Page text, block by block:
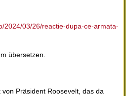
2024/03/26/reactie-dupa-ce-armata-
übersetzen.
Präsident Roosevelt, das da